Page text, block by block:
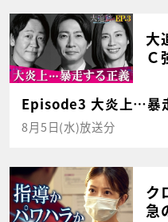
大
Ｃ
Episode3 大炎上…暴
8月5日(水)放送分
ク
急